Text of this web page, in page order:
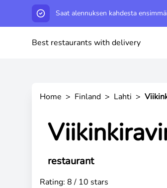
Saat alennuksen kahdesta
Best restaurants with delivery
Home > Finland > Lahti >
restaurant
Rating: 8 / 10 stars